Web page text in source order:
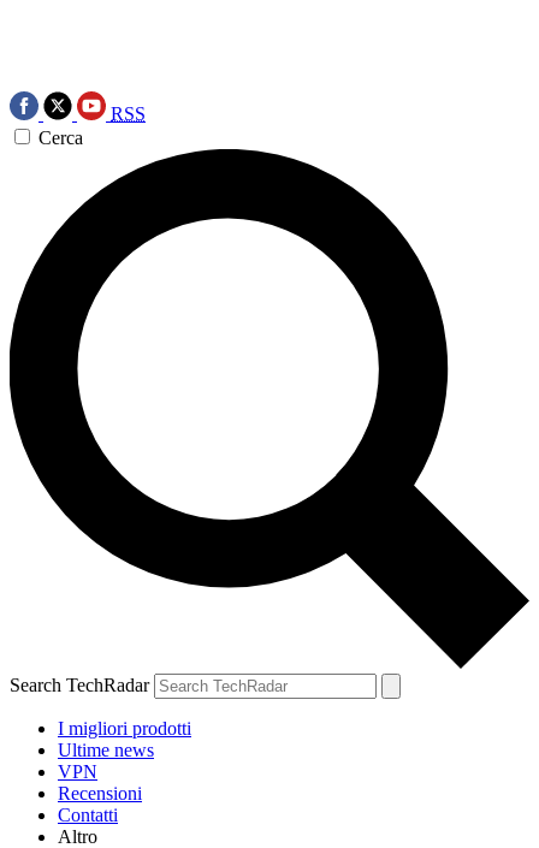
RSS
Cerca
Search TechRadar
I migliori prodotti
Ultime news
VPN
Recensioni
Contatti
Altro